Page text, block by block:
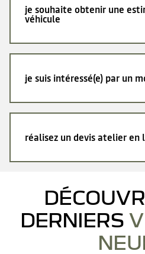
je souhaite obtenir une
véhicule
je suis intéressé(e) par un
réalisez un devis atelier en
DERNIERS